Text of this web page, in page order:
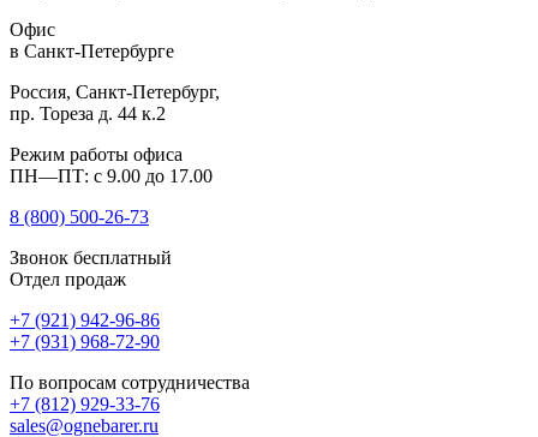
Офис
в Санкт-Петербурге
Россия, Санкт-Петербург,
пр. Тореза д. 44 к.2
Режим работы офиса
ПН—ПТ: с 9.00 до 17.00
8 (800) 500-26-73
Звонок бесплатный
Отдел продаж
+7 (921) 942-96-86
+7 (931) 968-72-90
По вопросам сотрудничества
+7 (812) 929-33-76
sales@ognebarer.ru